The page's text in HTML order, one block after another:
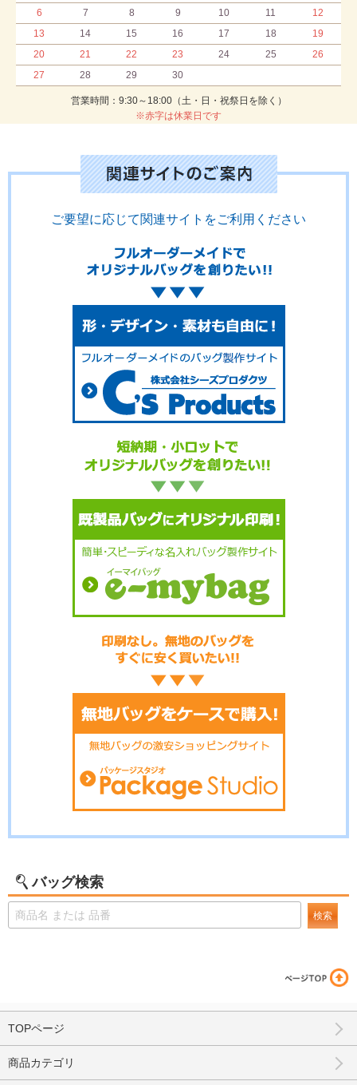
6
7 8 9 10 11
12
13
14 15 16 17 18
19
20
21 22 23 24 25
26
27
28 29 30
営業時間：9:30～18:00（土・日・祝祭日を除く）
※赤字は休業日です
ご要望に応じて関連サイトをご利用ください
バッグ検索
検索
TOPページ
商品カテゴリ